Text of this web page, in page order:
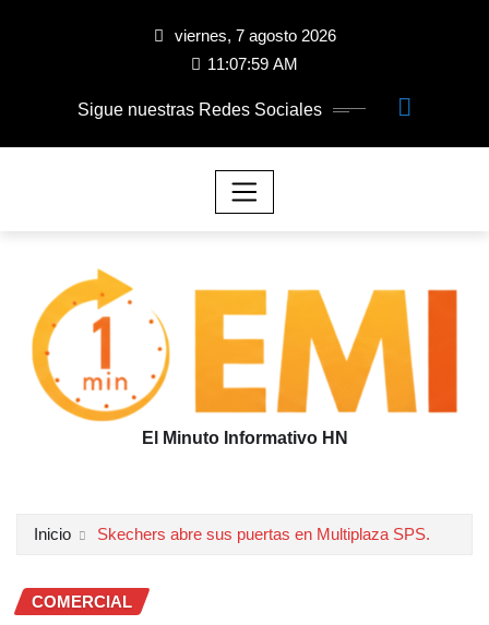
viernes, 7 agosto 2026
11:08:00 AM
Sigue nuestras Redes Sociales
El Minuto Informativo HN
Inicio Skechers abre sus puertas en Multiplaza SPS.
COMERCIAL